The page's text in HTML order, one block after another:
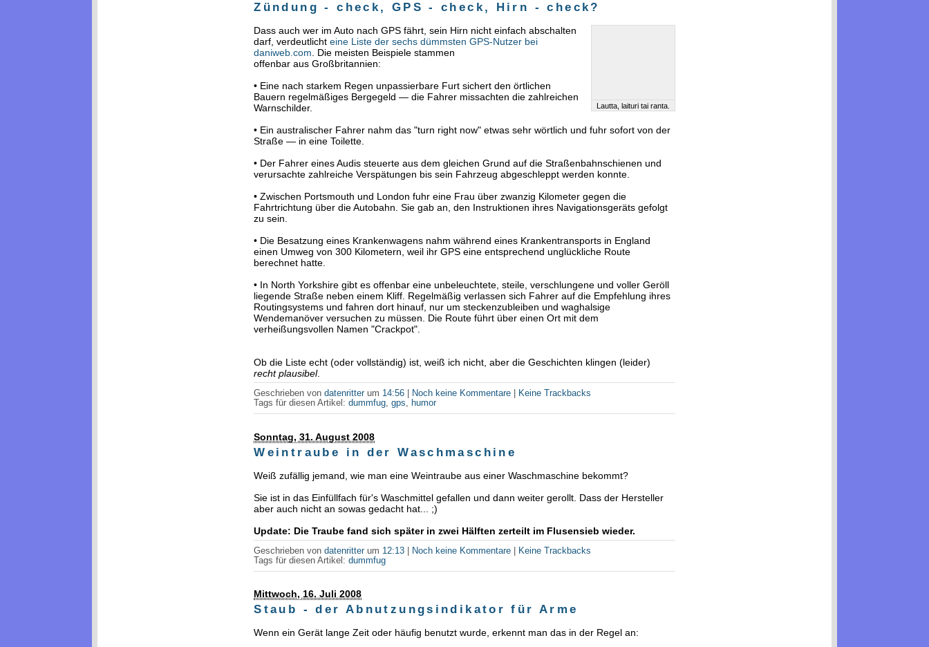
Zündung - check, GPS - check, Hirn - check?
Lautta, laituri tai ranta.
Dass auch wer im Auto nach GPS fährt, sein Hirn nicht einfach abschalten
darf, verdeutlichteine Liste der sechs dümmsten GPS-Nutzer bei
daniweb.com. Die meisten Beispiele stammen
offenbar aus Großbritannien:
• Eine nach starkem Regen unpassierbare Furt sichert den örtlichen
Bauern regelmäßiges Bergegeld — die Fahrer missachten die zahlreichen
Warnschilder.
• Ein australischer Fahrer nahm das "turn right now" etwas sehr wörtlich und fuhr sofort von der
Straße — in eine Toilette.
• Der Fahrer eines Audis steuerte aus dem gleichen Grund auf die Straßenbahnschienen und
verursachte zahlreiche Verspätungen bis sein Fahrzeug abgeschleppt werden konnte.
• Zwischen Portsmouth und London fuhr eine Frau über zwanzig Kilometer gegen die
Fahrtrichtung über die Autobahn. Sie gab an, den Instruktionen ihres Navigationsgeräts gefolgt
zu sein.
• Die Besatzung eines Krankenwagens nahm während eines Krankentransports in England
einen Umweg von 300 Kilometern, weil ihr GPS eine entsprechend unglückliche Route
berechnet hatte.
• In North Yorkshire gibt es offenbar eine unbeleuchtete, steile, verschlungene und voller Geröll
liegende Straße neben einem Kliff. Regelmäßig verlassen sich Fahrer auf die Empfehlung ihres
Routingsystems und fahren dort hinauf, nur um steckenzubleiben und waghalsige
Wendemanöver versuchen zu müssen. Die Route führt über einen Ort mit dem
verheißungsvollen Namen "Crackpot".
Ob die Liste echt (oder vollständig) ist, weiß ich nicht, aber die Geschichten klingen (leider)
recht plausibel.
Geschrieben vondatenritterum 14:56 Noch keine Kommentare
Keine Trackbacks
Tags für diesen Artikel:dummfug,gps, humor
Sonntag, 31. August 2008
Weintraube in der Waschmaschine
Weiß zufällig jemand, wie man eine Weintraube aus einer Waschmaschine bekommt?
Sie ist in das Einfüllfach für's Waschmittel gefallen und dann weiter gerollt. Dass der Hersteller
aber auch nicht an sowas gedacht hat... ;)
Update: Die Traube fand sich später in zwei Hälften zerteilt im Flusensieb wieder.
Geschrieben vondatenritterum 12:13 Noch keine Kommentare
Keine Trackbacks
Tags für diesen Artikel:dummfug
Mittwoch, 16. Juli 2008
Staub - der Abnutzungsindikator für Arme
Wenn ein Gerät lange Zeit oder häufig benutzt wurde, erkennt man das in der Regel an: